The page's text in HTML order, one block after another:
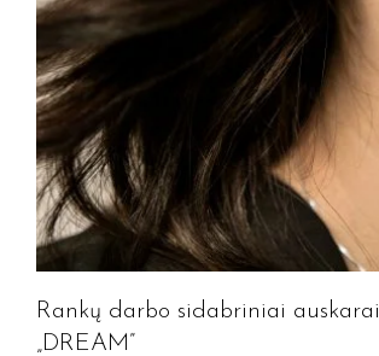
Rankų darbo sidabriniai auskarai
„DREAM”